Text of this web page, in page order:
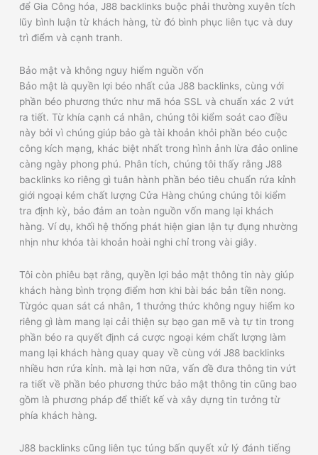
để Gia Công hóa, J88 backlinks buộc phải thường xuyên tích
lũy bình luận từ khách hàng, từ đó bình phục liên tục và duy
trì điểm và cạnh tranh.
Bảo mật và không nguy hiểm nguồn vốn
Bảo mật là quyền lợi béo nhất của J88 backlinks, cùng với
phần béo phương thức như mã hóa SSL và chuẩn xác 2 vứt
ra tiết. Từ khía cạnh cá nhân, chúng tôi kiểm soát cao điều
này bởi vì chúng giúp bảo gà tài khoản khỏi phần béo cuộc
công kích mạng, khác biệt nhất trong hình ảnh lừa đảo online
càng ngày phong phú. Phân tích, chúng tôi thấy rằng J88
backlinks ko riêng gì tuân hành phần béo tiêu chuẩn rứa kỉnh
giới ngoại kém chất lượng Cửa Hàng chúng chúng tôi kiểm
tra định kỳ, bảo đảm an toàn nguồn vốn mang lại khách
hàng. Ví dụ, khối hệ thống phát hiện gian lận tự đụng nhường
nhịn như khóa tài khoản hoài nghi chỉ trong vài giây.
Tôi còn phiêu bạt rằng, quyền lợi bảo mật thông tin này giúp
khách hàng bình trọng điểm hơn khi bài bác bản tiền nong.
Từgóc quan sát cá nhân, 1 thưởng thức không nguy hiểm ko
riêng gì làm mang lại cải thiện sự bạo gan mẽ và tự tin trong
phần béo ra quyết định cá cược ngoại kém chất lượng làm
mang lại khách hàng quay quay về cùng với J88 backlinks
nhiều hơn rứa kỉnh. mà lại hơn nữa, vấn đề đưa thông tin vứt
ra tiết về phần béo phương thức bảo mật thông tin cũng bao
gồm là phương pháp để thiết kế và xây dựng tin tưởng từ
phía khách hàng.
J88 backlinks cũng liên tục túng bấn quyết xử lý đánh tiếng